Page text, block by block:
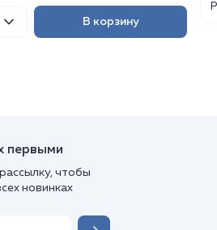
В корзину
первыми
чтобы
новинках